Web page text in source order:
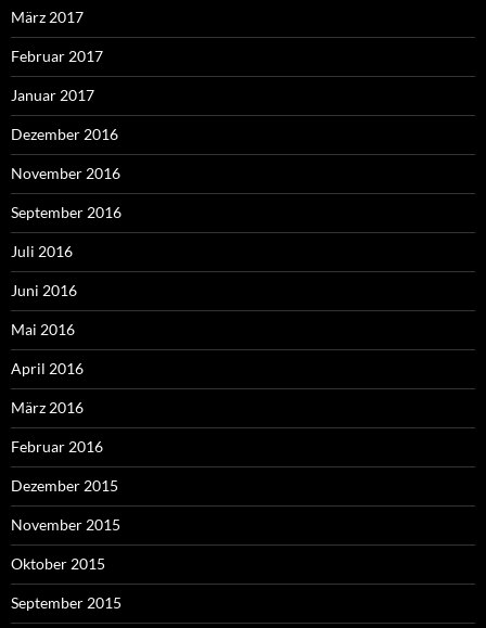
März 2017
Februar 2017
Januar 2017
Dezember 2016
November 2016
September 2016
Juli 2016
Juni 2016
Mai 2016
April 2016
März 2016
Februar 2016
Dezember 2015
November 2015
Oktober 2015
September 2015